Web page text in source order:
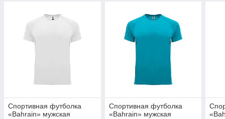
Спортивная футболка
«Bahrain» мужская
Спортивная футболка
«Bahrain» мужская